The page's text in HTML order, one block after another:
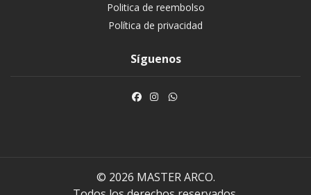
Politica de reembolso
Política de privacidad
Síguenos
© 2026 MASTER ARCO.